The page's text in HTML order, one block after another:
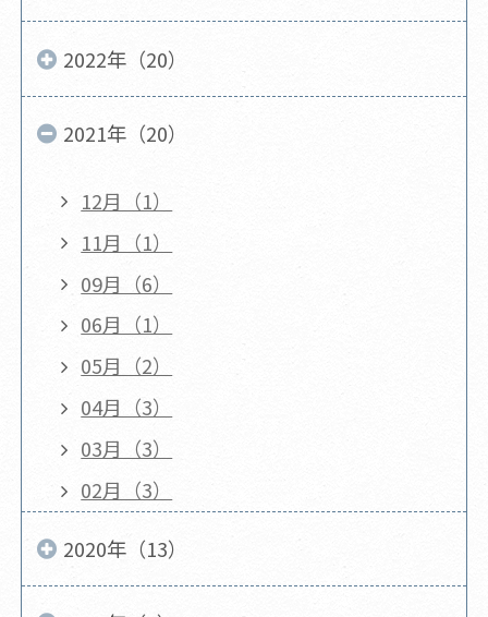
2022年（20）
2021年（20）
12月（1）
11月（1）
09月（6）
06月（1）
05月（2）
04月（3）
03月（3）
02月（3）
2020年（13）